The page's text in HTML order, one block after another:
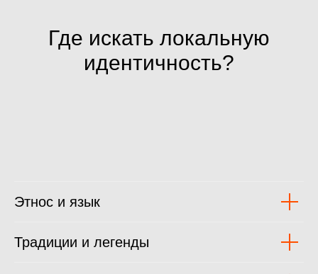
Где искать локальную
идентичность?
Этнос и язык
Традиции и легенды